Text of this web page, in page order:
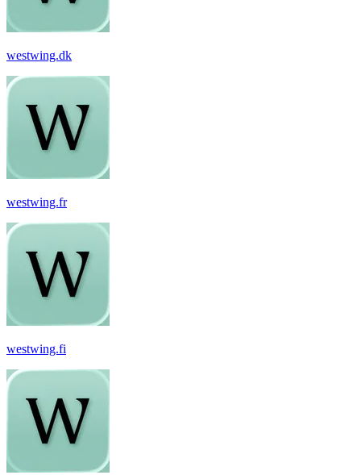
westwing.dk
westwing.fr
westwing.fi